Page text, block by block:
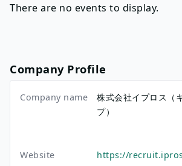
There are no events to display.
Company Profile
Company name
株式会社イプロス（
プ）
Website https://